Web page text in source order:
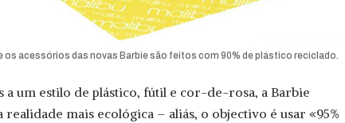
os acessórios das novas Barbie são feitos com 90% de plástico reciclado.
a um estilo de plástico, fútil e cor-de-rosa, a Barbie
realidade mais ecológica – aliás, o objectivo é usar «95%